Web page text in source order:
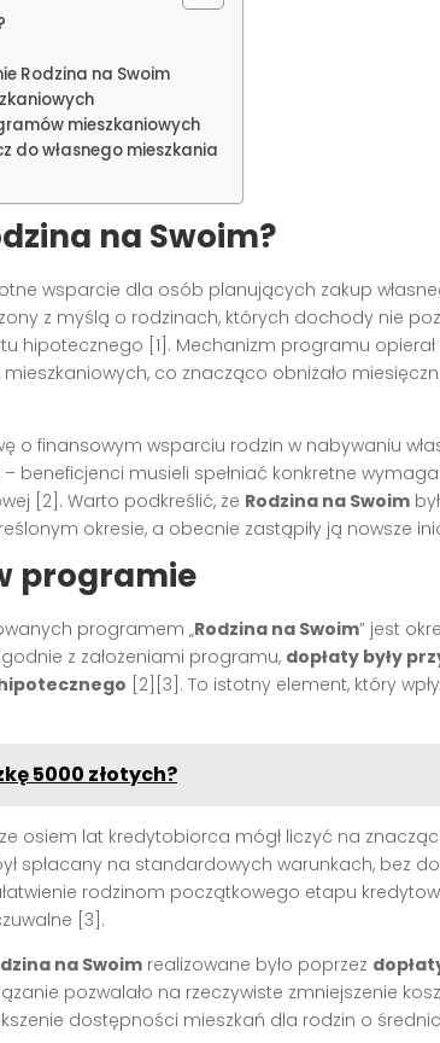
Rodzina na Swoim
mieszkaniowych
do własnego mieszkania
na Swoim?
wsparcie dla osób planujących zakup
z myślą o rodzinach, których dochody nie
hipotecznego [1]. Mechanizm programu opierał
co znacząco obniżało
o finansowym wsparciu rodzin w nabywaniu
beneficjenci musieli spełniać konkretne
[2]. Warto podkreślić, że Rodzina na Swoim
okresie, a obecnie zastąpiły ją nowsze
programie
programem „Rodzina na Swoim” jest
z założeniami programu, dopłaty były
[2][3]. To istotny element, który
5000 złotych?
osiem lat kredytobiorca mógł liczyć na
spłacany na standardowych warunkach, bez
rodzinom początkowego etapu
[3].
na Swoim realizowane było poprzez
pozwalało na rzeczywiste zmniejszenie
dostępności mieszkań dla rodzin o